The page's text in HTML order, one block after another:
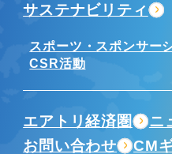
サステナビリティ
スポーツ・スポンサー
CSR活動
エアトリ経済圏 ニ
お問い合わせ
CM